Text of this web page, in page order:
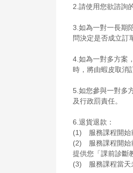
2.請使用您欲諮詢
3.如為一對一長期
問決定是否成立訂
4.如為一對多方案
時，將由蝦皮取消
5.如您參與一對多
及行政罰責任。
6.退貨退款：
(1)　服務課程開
(2)　服務課程開
提供您「課前診斷
(3)　服務課程當天